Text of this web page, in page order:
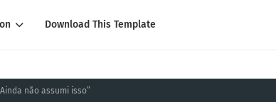
Download This Template
não assumi isso”